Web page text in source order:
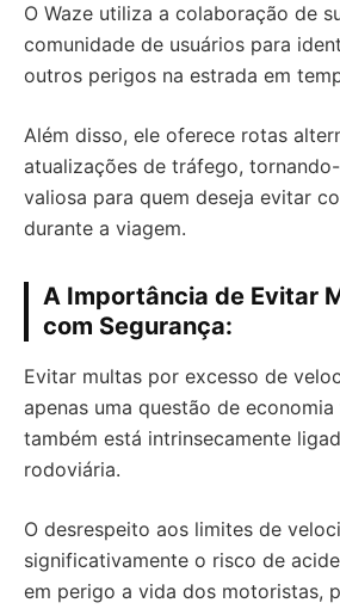
O Waze utiliza a colaboração de
comunidade de usuários para
outros perigos na estrada em
Além disso, ele oferece rotas
atualizações de tráfego,
valiosa para quem deseja evitar
durante a viagem.
A Importância de Evitar
com Segurança:
Evitar multas por excesso de
apenas uma questão de
também está intrinsecamente
rodoviária.
O desrespeito aos limites de
significativamente o risco de
em perigo a vida dos motoristas,